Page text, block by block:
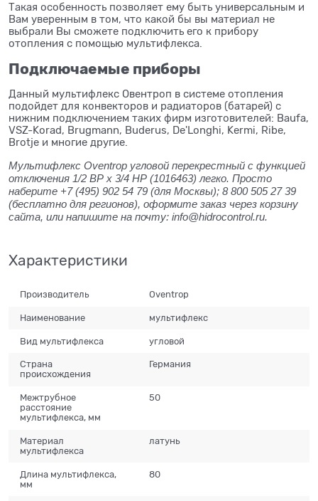
Такая особенность позволяет ему быть универсальным и
Вам уверенным в том, что какой бы вы материал не
выбрали Вы сможете подключить его к прибору
отопления с помощью мультифлекса.
Подключаемые приборы
Данный мультифлекс Овентроп в системе отопления
подойдет для конвекторов и радиаторов (батарей) с
нижним подключением таких фирм изготовителей: Baufa,
VSZ-Korad, Brugmann, Buderus, De'Longhi, Kermi, Ribe,
Brotje и многие другие.
Мультифлекс Oventrop угловой перекрестный c функцией
отключения 1/2 ВР x 3/4 НР (1016463) легко. Просто
наберите +7 (495) 902 54 79 (для Москвы); 8 800 505 27 39
(бесплатно для регионов), оформите заказ через корзину
сайта, или напишите на почту: info@hidrocontrol.ru.
Характеристики
Производитель Oventrop
Наименование мультифлекс
Вид мультифлекса угловой
Страна
происхождения
Германия
Межтрубное
расстояние
мультифлекса, мм
50
Материал
мультифлекса
латунь
Длина мультифлекса,
мм
80